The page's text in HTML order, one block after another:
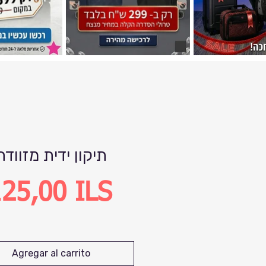
תיקון ידית
ILSPrecio
Agregar al carrito